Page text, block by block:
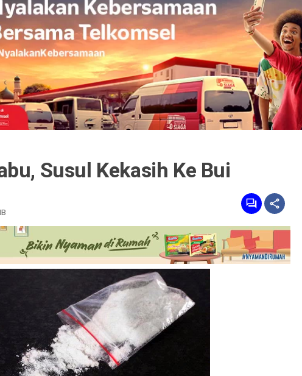
Susul Kekasih Ke Bui